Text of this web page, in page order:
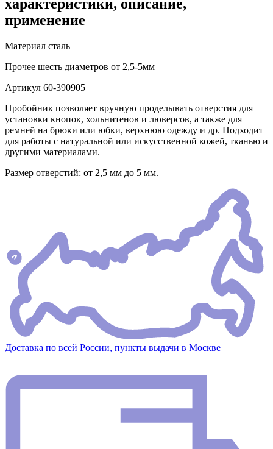
характеристики, описание,
применение
Материал сталь
Прочее шесть диаметров от 2,5-5мм
Артикул 60-390905
Пробойник позволяет вручную проделывать отверстия для
установки кнопок, хольнитенов и люверсов, а также для
ремней на брюки или юбки, верхнюю одежду и др. Подходит
для работы с натуральной или искусственной кожей, тканью и
другими материалами.
Размер отверстий: от 2,5 мм до 5 мм.
Доставка по всей России, пункты выдачи в Москве